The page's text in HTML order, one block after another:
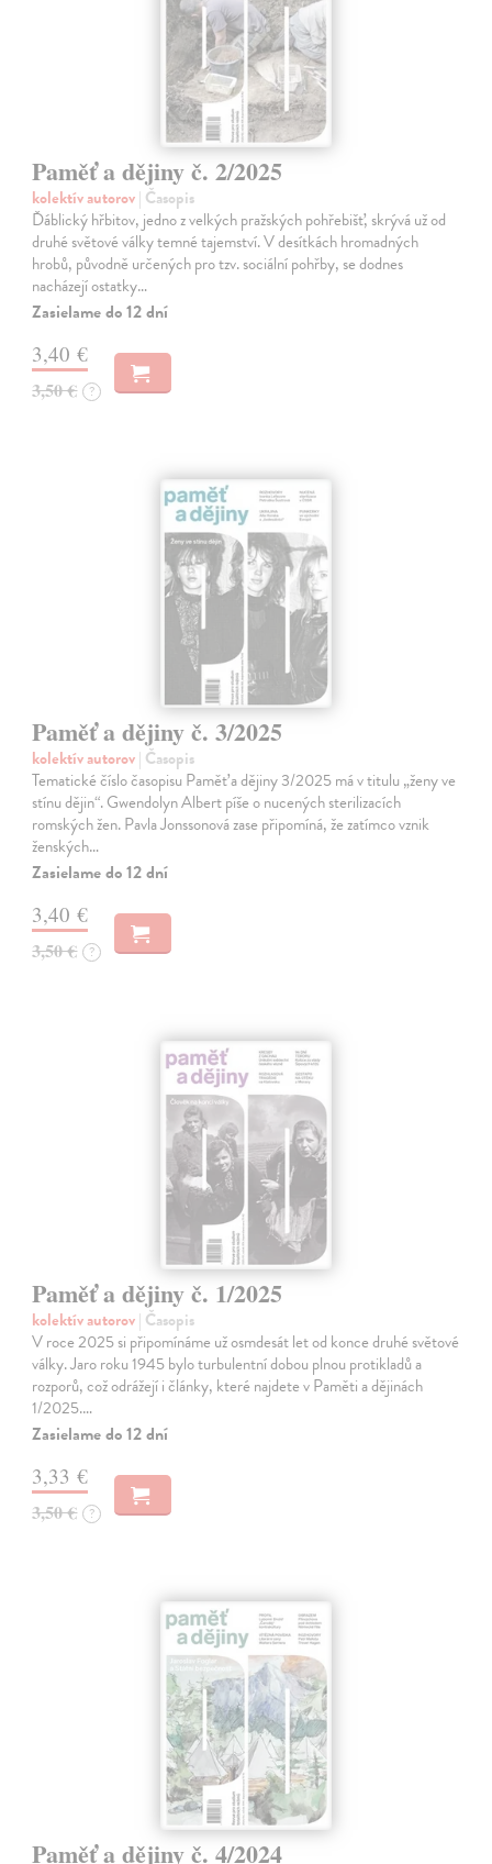
Paměť a dějiny č. 2/2025
kolektív autorov| Časopis
Ďáblický hřbitov, jedno z velkých pražských pohřebišť, skrývá už od
druhé světové války temné tajemství. V desítkách hromadných
hrobů, původně určených pro tzv. sociální pohřby, se dodnes
nacházejí ostatky…
Zasielame do 12 dní
3,40 €
3,50 € ?
Paměť a dějiny č. 3/2025
kolektív autorov| Časopis
Tematické číslo časopisu Paměť a dějiny 3/2025 má v titulu „ženy ve
stínu dějin“. Gwendolyn Albert píše o nucených sterilizacích
romských žen. Pavla Jonssonová zase připomíná, že zatímco vznik
ženských…
Zasielame do 12 dní
3,40 €
3,50 € ?
Paměť a dějiny č. 1/2025
kolektív autorov| Časopis
V roce 2025 si připomínáme už osmdesát let od konce druhé světové
války. Jaro roku 1945 bylo turbulentní dobou plnou protikladů a
rozporů, což odrážejí i články, které najdete v Paměti a dějinách
1/2025.…
Zasielame do 12 dní
3,33 €
3,50 € ?
Paměť a dějiny č. 4/2024